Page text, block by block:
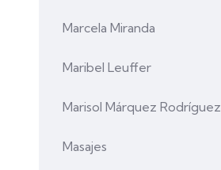
Marcela Miranda
Maribel Leuffer
Marisol Márquez Rodríguez
Masajes